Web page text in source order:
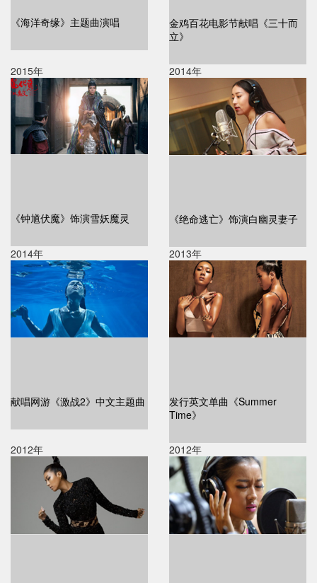
《海洋奇缘》主题曲演唱
金鸡百花电影节献唱《三十而
立》
2015年
《钟馗伏魔》饰演雪妖魔灵
2014年
《绝命逃亡》饰演白幽灵妻子
2014年
献唱网游《激战2》中文主题曲
2013年
发行英文单曲《Summer
Time》
2012年 2012年